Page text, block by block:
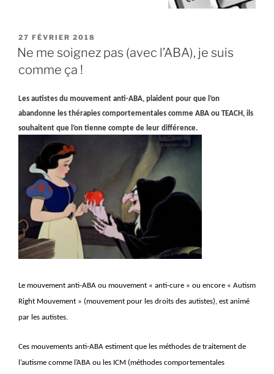
dans
l’autisme »
PUBLIÉ
LE
27 FÉVRIER 2018
Ne me soignez pas (avec l’ABA), je suis
comme ça !
Les autistes du mouvement anti-ABA, plaident pour que l’on
abandonne les thérapies comportementales comme ABA ou TEACH, ils
souhaitent que l’on tienne compte de leur différence.
Le mouvement anti-ABA ou mouvement « anti-cure » ou encore « Autism
Right Mouvement » (mouvement pour les droits des autistes), est animé
par les autistes.
Ces mouvements anti-ABA estiment que les méthodes de traitement de
l’autisme comme l’ABA ou les ICM (méthodes comportementales